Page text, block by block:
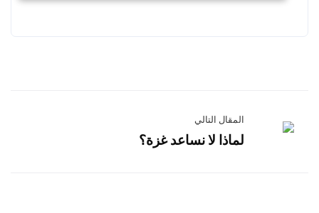
المقال التالي
لماذا لا نساعد غزة؟